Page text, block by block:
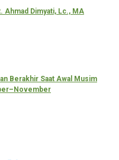
Ahmad Dimyati, Lc., MA
Berakhir Saat Awal Musim